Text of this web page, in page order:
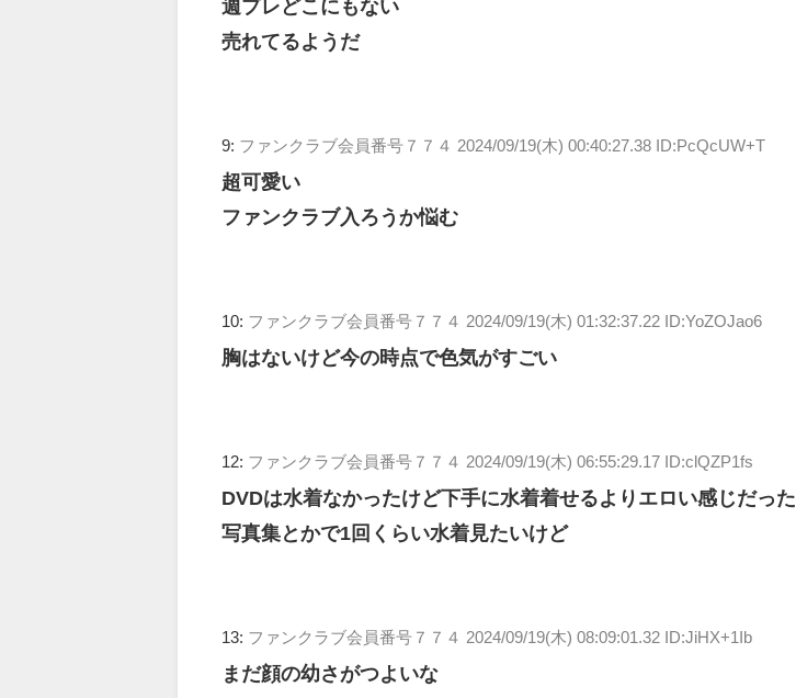
週プレどこにもない
売れてるようだ
9: ファンクラブ会員番号７７４ 2024/09/19(木) 00:40:27.38 ID:PcQcUW+T
超可愛い
ファンクラブ入ろうか悩む
10: ファンクラブ会員番号７７４ 2024/09/19(木) 01:32:37.22 ID:YoZOJao6
胸はないけど今の時点で色気がすごい
12: ファンクラブ会員番号７７４ 2024/09/19(木) 06:55:29.17 ID:clQZP1fs
DVDは水着なかったけど下手に水着着せるよりエロい感じだった
写真集とかで1回くらい水着見たいけど
13: ファンクラブ会員番号７７４ 2024/09/19(木) 08:09:01.32 ID:JiHX+1Ib
まだ顔の幼さがつよいな